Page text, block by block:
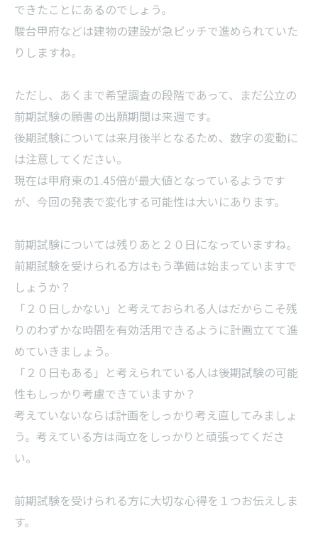
できたことにあるのでしょう。
駿台甲府などは建物の建設が急ピッチで進められていた
りしますね。
ただし、あくまで希望調査の段階であって、まだ公立の
前期試験の願書の出願期間は来週です。
後期試験については来月後半となるため、数字の変動に
は注意してください。
現在は甲府東の1.45倍が最大値となっているようです
が、今回の発表で変化する可能性は大いにあります。
前期試験については残りあと２０日になっていますね。
前期試験を受けられる方はもう準備は始まっていますで
しょうか？
「２０日しかない」と考えておられる人はだからこそ残
りのわずかな時間を有効活用できるように計画立てて進
めていきましょう。
「２０日もある」と考えられている人は後期試験の可能
性もしっかり考慮できていますか？
考えていないならば計画をしっかり考え直してみましょ
う。考えている方は両立をしっかりと頑張ってくださ
い。
前期試験を受けられる方に大切な心得を１つお伝えしま
す。